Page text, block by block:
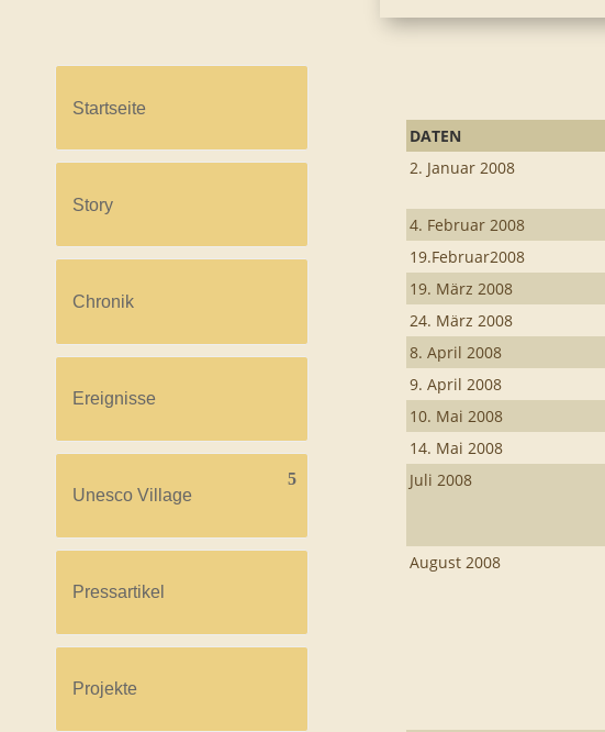
Startseite
Story
Chronik
Ereignisse
Unesco Village
Pressartikel
Projekte
DATEN
2. Januar 2008
4. Februar 2008
19.Februar2008
19. März 2008
24. März 2008
8. April 2008
9. April 2008
10. Mai 2008
14. Mai 2008
Juli 2008
August 2008